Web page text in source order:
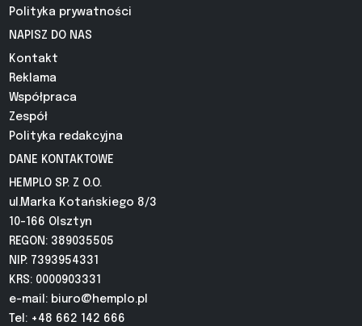
Polityka prywatności
NAPISZ DO NAS
Kontakt
Reklama
Współpraca
Zespół
Polityka redakcyjna
DANE KONTAKTOWE
HEMPLO SP. Z O.O.
ul.Marka Kotańskiego 8/3
10-166 Olsztyn
REGON: 389035505
NIP: 7393954331
KRS: 0000903331
e-mail: biuro@hemplo.pl
Tel: +48 662 142 666